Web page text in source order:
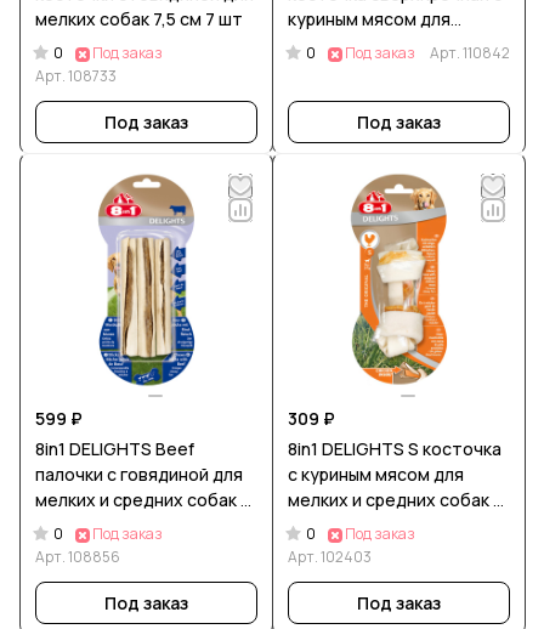
мелких собак 7,5 см 7 шт
0
Под заказ
Арт.108733
Под заказ
куриным мясом для
крупных собак 21 см
0 Под заказ Арт.110842
Под заказ
599 ₽
8in1 DELIGHTS Beef
палочки с говядиной для
мелких и средних собак 13
см 3 шт
0
Под заказ
Арт.108856
Под заказ
309 ₽
8in1 DELIGHTS S косточка
с куриным мясом для
мелких и средних собак 11
см0
Под заказ
Арт.102403
Под заказ